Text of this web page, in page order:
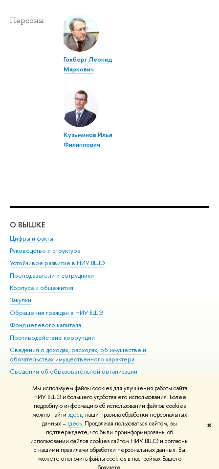
Мы используем файлы cookies для улучшения работы сайта
НИУ ВШЭ и большего удобства его использования. Более
подробную информацию об использовании файлов cookies
можно найти здесь, наши правила обработки персональных
данных –здесь. Продолжая пользоваться сайтом, вы
подтверждаете, что были проинформированы об
использовании файлов cookies сайтом НИУ ВШЭ и согласны
с нашими правилами обработки персональных данных. Вы
можете отключить файлы cookies в настройках Вашего
✖
Персоны
Гохберг Леонид
Маркович
Кузьминов Илья
Филиппович
О ВЫШКЕ
Цифры и факты
Руководство и структура
Устойчивое развитие в НИУ ВШЭ
Преподаватели и сотрудники
Корпуса и общежития
Закупки
Обращения граждан в НИУ ВШЭ
Фонд целевого капитала
Противодействие коррупции
Сведения о доходах, расходах, об имуществе и
обязательствах имущественного характера
Сведения об образовательной организации
Людям с ограниченными возможностями здоровья
Единая платежная страница
Работа в Вышке
© НИУ ВШЭ 1993–2026 Адреса и контакты Условия использования
материалов Политика конфиденциальности Карта сайта
Шрифты HSE Sans и HSE Slab разработаны вШколе дизайна НИУ ВШЭ